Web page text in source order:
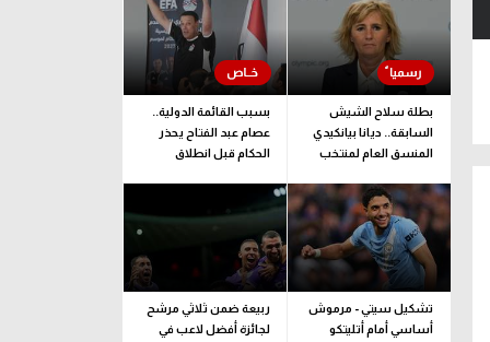
تحليل في الجول
حكايات في الجول
كويز في الجول
فيديو في الجول
بطلة سلاح الشيش
السابقة.. ديانا بيانكيدي
المنسق العام لمنتخب
بسبب القائمة الدولية..
عصام عبد الفتاح يحذر
الحكام قبل انطلاق
تشكيل سيتي - مرموش
أساسي أمام أتليتكو
ربيعة ضمن ثلاثي مرشح
لجائزة أفضل لاعب في